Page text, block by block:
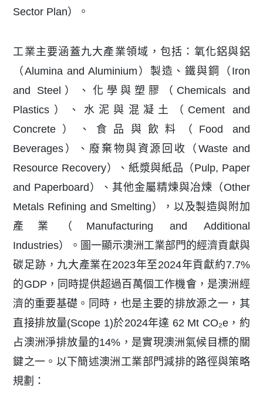
Sector Plan）。
工業主要涵蓋九大產業領域，包括：氧化鋁與鋁
（Alumina and Aluminium）製造、鐵與鋼（Iron
and Steel）、化學與塑膠（Chemicals and
Plastics）、水泥與混凝土（Cement and
Concrete）、食品與飲料（Food and
Beverages）、廢棄物與資源回收（Waste and
Resource Recovery）、紙漿與紙品（Pulp, Paper
and Paperboard）、其他金屬精煉與冶煉（Other
Metals Refining and Smelting），以及製造與附加
產業（Manufacturing and Additional
Industries）。圖一顯示澳洲工業部門的經濟貢獻與
碳足跡，九大產業在2023年至2024年貢獻約7.7%
的GDP，同時提供超過百萬個工作機會，是澳洲經
濟的重要基礎。同時，也是主要的排放源之一，其
直接排放量(Scope 1)於2024年達 62 Mt CO₂e，約
占澳洲淨排放量的14%，是實現澳洲氣候目標的關
鍵之一。以下簡述澳洲工業部門減排的路徑與策略
規劃：